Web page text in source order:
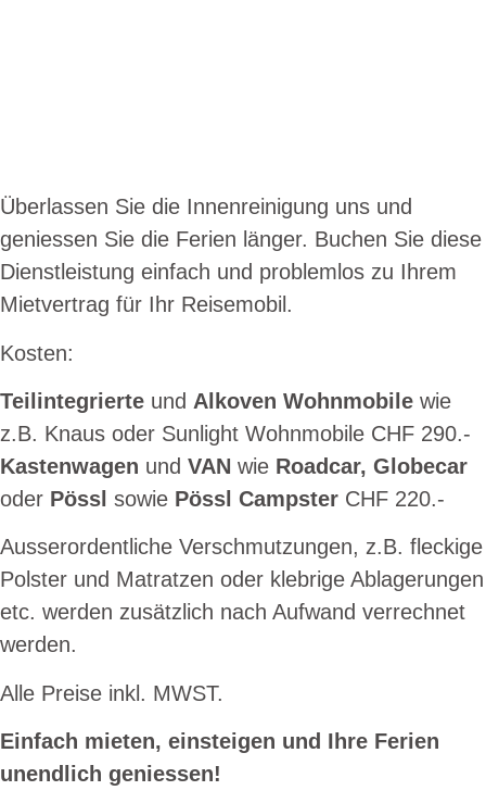
Überlassen Sie die Innenreinigung uns und
geniessen Sie die Ferien länger. Buchen Sie diese
Dienstleistung einfach und problemlos zu Ihrem
Mietvertrag für Ihr Reisemobil.
Kosten:
Teilintegrierte und Alkoven Wohnmobile wie
z.B. Knaus oder Sunlight Wohnmobile CHF 290.-
Kastenwagen und VAN wie Roadcar, Globecar
oder Pössl sowie Pössl Campster CHF 220.-
Ausserordentliche Verschmutzungen, z.B. fleckige
Polster und Matratzen oder klebrige Ablagerungen
etc. werden zusätzlich nach Aufwand verrechnet
werden.
Alle Preise inkl. MWST.
Einfach mieten, einsteigen und Ihre Ferien
unendlich geniessen!